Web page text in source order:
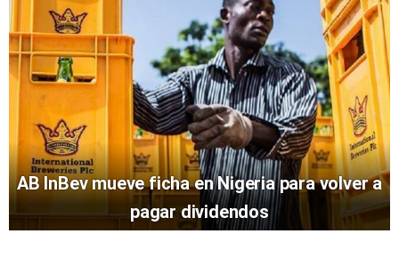
AB InBev mueve ficha en Nigeria para volver a
pagar dividendos